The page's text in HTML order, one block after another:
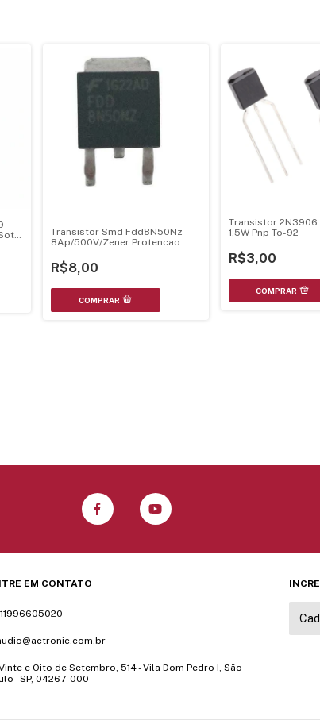
Transistor Smd Fdd8N50Nz
8Ap/500V/Zener Protencao
R$8,00
Transistor 2N3906
1,5W Pnp To-92
R$3,00
EM CONTATO
e Oito de Setembro, 514 - Vila Dom Pedro I, São
- SP, 04267-000